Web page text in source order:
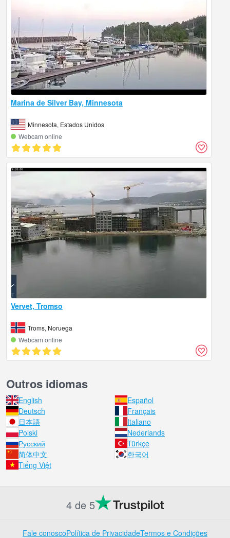
Marina de Silver Bay, Minnesota
Minnesota, Estados Unidos
Webcam online
Vervet, Tromso
Troms, Noruega
Webcam online
Outros idiomas
English
Español
Deutsch
Français
日本語
Italiano
Polski
Nederlands
Русский
Türkçe
简体中文
한국어
Tiếng Việt
4 de 5
Fale conoscoPolítica de PrivacidadeTermos e Condições